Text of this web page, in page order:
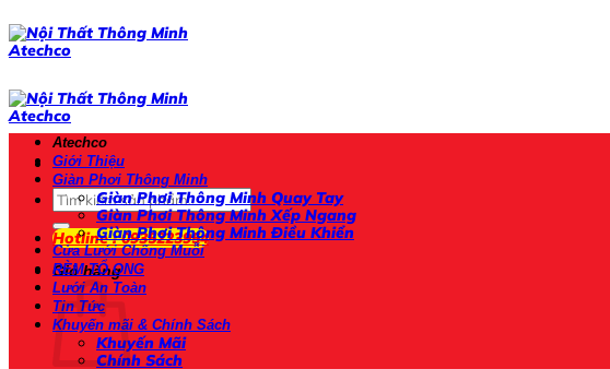
qua
nội
Tìm
kiếm:
Hotline : 0935223954
Giỏ hàng
Atechco
Giới Thiệu
Giàn Phơi Thông Minh
Giàn Phơi Thông Minh Quay Tay
Giàn Phơi Thông Minh Xếp Ngang
Giàn Phơi Thông Minh Điều Khiển
Cửa Lưới Chống Muỗi
RÈM TỔ ONG
Lưới An Toàn
Tin Tức
Khuyến mãi & Chính Sách
Khuyến Mãi
Chính Sách